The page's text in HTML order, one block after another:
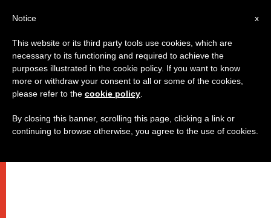
x
Notice
This website or its third party tools use cookies, which are
necessary to its functioning and required to achieve the
purposes illustrated in the cookie policy. If you want to know
more or withdraw your consent to all or some of the cookies,
please refer to the cookie policy
By closing this banner, scrolling this page, clicking a link or
continuing to browse otherwise, you agree to the use of cookies.